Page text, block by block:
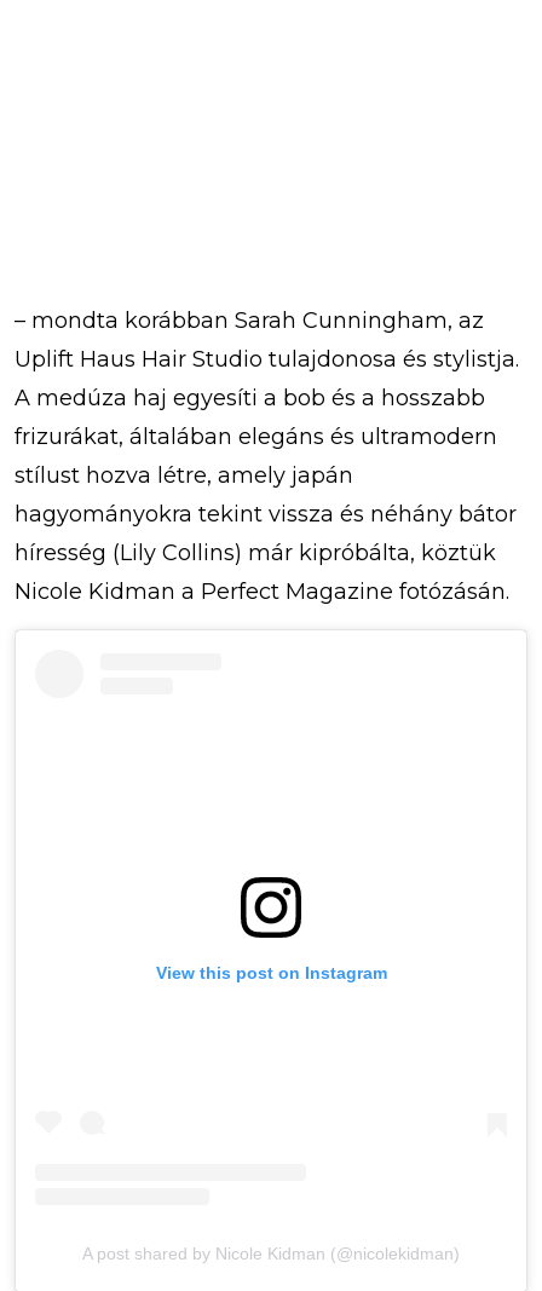
– mondta korábban Sarah Cunningham, az
Uplift Haus Hair Studio tulajdonosa és stylistja.
A medúza haj egyesíti a bob és a hosszabb
frizurákat, általában elegáns és ultramodern
stílust hozva létre, amely japán
hagyományokra tekint vissza és néhány bátor
híresség (Lily Collins) már kipróbálta, köztük
Nicole Kidman a Perfect Magazine fotózásán.
View this post on Instagram
A post shared by Nicole Kidman (@nicolekidman)